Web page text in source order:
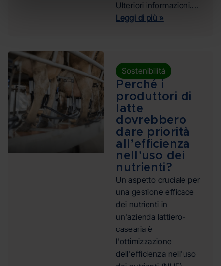
Ulteriori informazioni....
Leggi di più »
Sostenibilità
Perché i
produttori di
latte
dovrebbero
dare priorità
all’efficienza
nell’uso dei
nutrienti?
Un aspetto cruciale per
una gestione efficace
dei nutrienti in
un'azienda lattiero-
casearia è
l'ottimizzazione
dell'efficienza nell'uso